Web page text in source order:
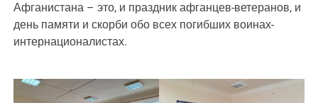
Афганистана – это, и праздник афганцев-ветеранов, и
день памяти и скорби обо всех погибших воинах-
интернационалистах.